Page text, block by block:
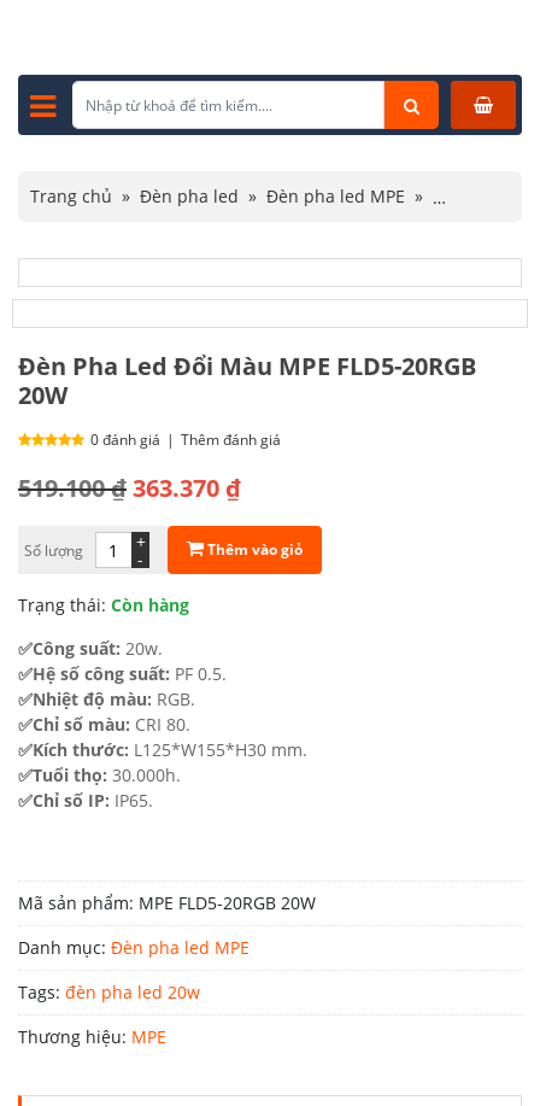
Trang chủ » Đèn pha led » Đèn pha led MPE »
Đèn Pha Led Đổi Màu MPE FLD5-20RGB
20W
0 đánh giá | Thêm đánh giá
519.100₫
Giá
là:
519.100 ₫.
363.370 ₫
Giá
tại
là:
363.370 ₫.
Số lượng -
+ Thêm vào giỏ
Trạng thái: Còn hàng
✅Công suất: 20w.
✅Hệ số công suất: PF 0.5.
✅Nhiệt độ màu: RGB.
✅Chỉ số màu: CRI 80.
✅Kích thước: L125*W155*H30 mm.
✅Tuổi thọ: 30.000h.
✅Chỉ số IP: IP65.
Mã sản phẩm: MPE FLD5-20RGB 20W
Danh mục: Đèn pha led MPE
Tags: đèn pha led 20w
Thương hiệu: MPE